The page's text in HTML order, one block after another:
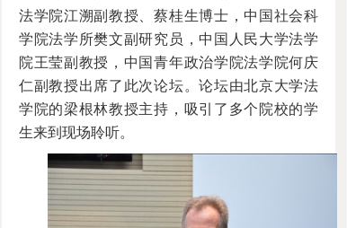
法学院江溯副教授、蔡桂生博士，中国社会科
学院法学所樊文副研究员，中国人民大学法学
院王莹副教授，中国青年政治学院法学院何庆
仁副教授出席了此次论坛。论坛由北京大学法
学院的梁根林教授主持，吸引了多个院校的学
生来到现场聆听。